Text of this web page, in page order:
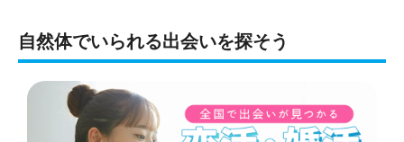
自然体でいられる出会いを探そう